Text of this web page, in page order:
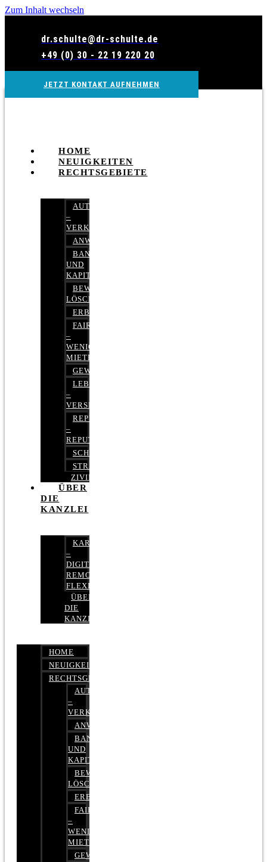
Zum Inhalt wechseln
dr.schulte@dr-schulte.de
+49 (0) 30 - 22 19 220 20
JETZT KONTAKT AUFNEHMEN
HOME
NEUIGKEITEN
RECHTSGEBIETE
AUTOBETRUG
–
VERKEHRSRECHT
ANWALTSHAFTUNGSRECHT
BANK-
UND
KAPITALMARKTRECHT
BEWERTUNGEN
LÖSCHEN
ERBRECHT
FAIRMIETEN
–
WENIGER
MIETE
GEWERBERECHT
LEBENSVERSICHERUNG
–
VERSICHERUNGSRECHT
REPUTATIONSRECHT
–
REPUTATIONSMANAGEMENT
SCHUFARECHT
STRAFRECHT
ZIVILRECHT
ÜBER
DIE
KANZLEI
KARRIERE
–
DIGITAL,
REMOTE,
FLEXIBEL
ÜBER
DIE
KANZLEI
HOME
NEUIGKEITEN
RECHTSGEBIETE
AUTOBETRUG
–
VERKEHRSRECHT
ANWALTSHAFTUNGSRECHT
BANK-
UND
KAPITALMARKTRECHT
BEWERTUNGEN
LÖSCHEN
ERBRECHT
FAIRMIETEN
–
WENIGER
MIETE
GEWERBERECHT